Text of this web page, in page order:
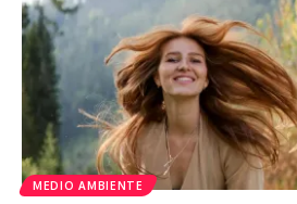
MEDIO AMBIENTE